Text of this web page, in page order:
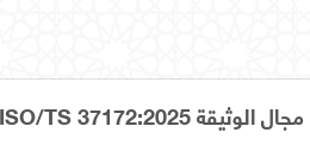
مجال الوثيقة GSO ISO/TS 37172:2025